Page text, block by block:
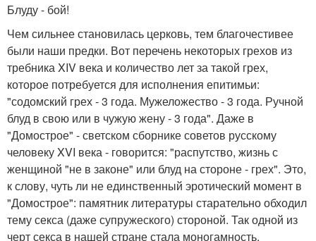
Блуду - бой!
Чем сильнее становилась церковь, тем благочестивее
были наши предки. Вот перечень некоторых грехов из
требника XIV века и количество лет за такой грех,
которое потребуется для исполнения епитимьи:
"содомский грех - 3 года. Мужеложество - 3 года. Ручной
блуд в свою или в чужую жену - 3 года". Даже в
"Домострое" - светском сборнике советов русскому
человеку XVI века - говорится: "распутство, жизнь с
женщиной "не в законе" или блуд на стороне - грех". Это,
к слову, чуть ли не единственный эротический момент в
"Домострое": памятник литературы старательно обходил
тему секса (даже супружеского) стороной. Так одной из
черт секса в нашей стране стала моногамность.